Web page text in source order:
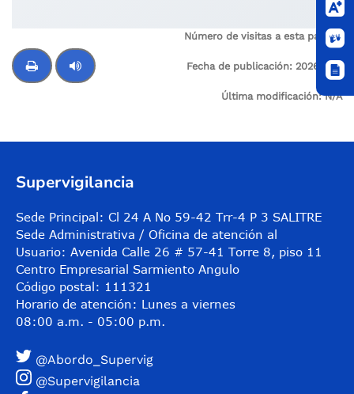
Número de visitas a esta página:
4
Fecha de publicación: 2026-03-
20
Última modificación:N/A
Supervigilancia
Sede Principal: Cl 24 A No 59-42 Trr-4 P 3 SALITRE
Sede Administrativa / Oficina de atención al
Usuario: Avenida Calle 26 # 57-41 Torre 8, piso 11
Centro Empresarial Sarmiento Angulo
Código postal: 111321
Horario de atención: Lunes a viernes
08:00 a.m. - 05:00 p.m.
@Abordo_Supervig
@Supervigilancia